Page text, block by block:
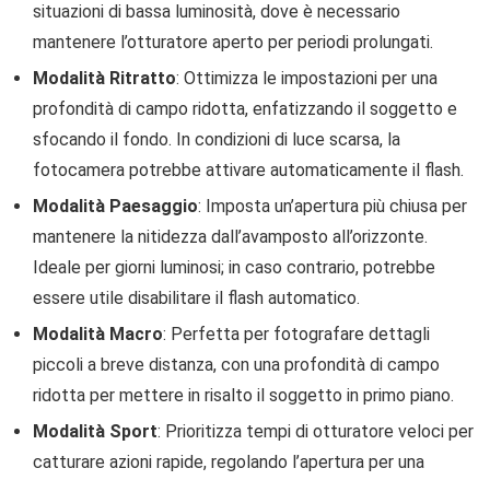
situazioni di bassa luminosità, dove è necessario
mantenere l’otturatore aperto per periodi prolungati.
Modalità Ritratto: Ottimizza le impostazioni per una
profondità di campo ridotta, enfatizzando il soggetto e
sfocando il fondo. In condizioni di luce scarsa, la
fotocamera potrebbe attivare automaticamente il flash.
Modalità Paesaggio: Imposta un’apertura più chiusa per
mantenere la nitidezza dall’avamposto all’orizzonte.
Ideale per giorni luminosi; in caso contrario, potrebbe
essere utile disabilitare il flash automatico.
Modalità Macro: Perfetta per fotografare dettagli
piccoli a breve distanza, con una profondità di campo
ridotta per mettere in risalto il soggetto in primo piano.
Modalità Sport: Prioritizza tempi di otturatore veloci per
catturare azioni rapide, regolando l’apertura per una